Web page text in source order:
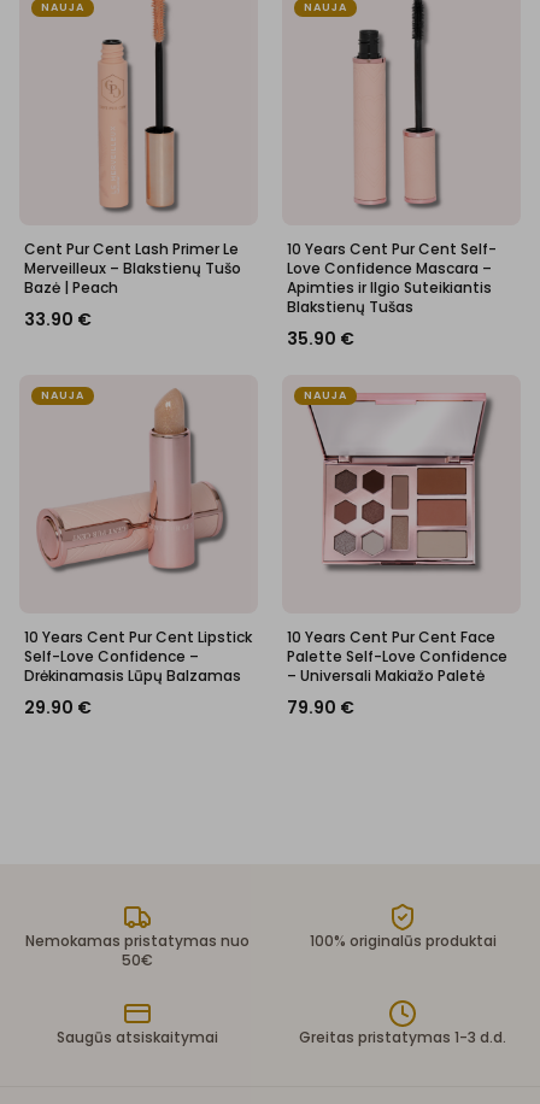
NAUJA
Cent Pur Cent Lash Primer Le
Merveilleux – Blakstienų Tušo
Bazė | Peach
33.90 €
NAUJA
10 Years Cent Pur Cent Self-
Love Confidence Mascara –
Apimties ir Ilgio Suteikiantis
Blakstienų Tušas
35.90 €
NAUJA
10 Years Cent Pur Cent Lipstick
Self-Love Confidence –
Drėkinamasis Lūpų Balzamas
29.90 €
NAUJA
10 Years Cent Pur Cent Face
Palette Self-Love Confidence
– Universali Makiažo Paletė
79.90 €
Nemokamas pristatymas nuo
50€
100% originalūs produktai
Saugūs atsiskaitymai Greitas pristatymas 1-3 d.d.